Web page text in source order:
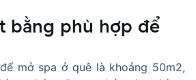
bằng phù hợp để
mở spa ở quê là khoảng 50m2,